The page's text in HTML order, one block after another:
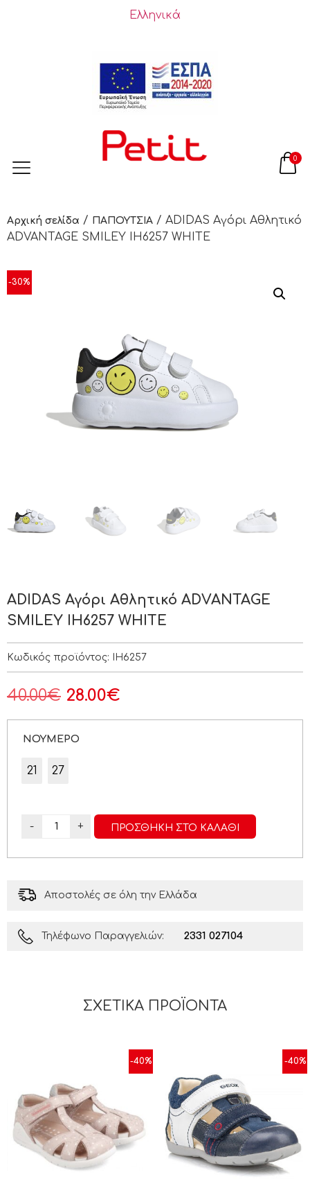
Ελληνικά
0
Αρχική σελίδα / ΠΑΠΟΥΤΣΙΑ / ADIDAS Αγόρι Αθλητικό
ADVANTAGE SMILEY IH6257 WHITE
-30%
ADIDAS Αγόρι Αθλητικό ADVANTAGE
SMILEY IH6257 WHITE
Κωδικός προϊόντος: IH6257
40.00€ 28.00€
ΝΟΥΜΕΡΟ
21 27
- + ΠΡΟΣΘΉΚΗ ΣΤΟ ΚΑΛΆΘΙ
Αποστολές σε όλη την Ελλάδα
Τηλέφωνο Παραγγελιών: 2331 027104
ΣΧΕΤΙΚΆ ΠΡΟΪΌΝΤΑ
-40% -40%